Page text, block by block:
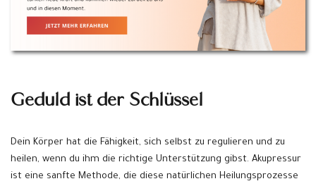
Geduld ist der Schlüssel
Dein Körper hat die Fähigkeit, sich selbst zu regulieren und zu
heilen, wenn du ihm die richtige Unterstützung gibst. Akupressur
ist eine sanfte Methode, die diese natürlichen Heilungsprozesse